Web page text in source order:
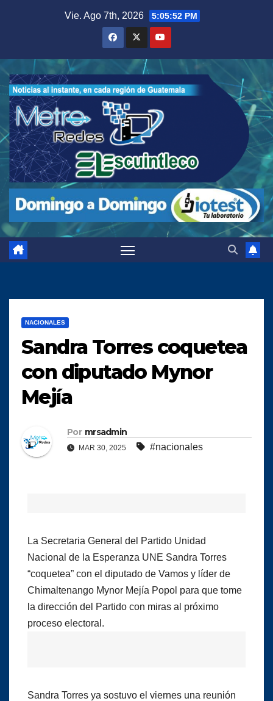
Vie. Ago 7th, 2026 5:05:53 PM
NACIONALES
Sandra Torres coquetea
con diputado Mynor
Mejía
Por mrsadmin
MAR 30, 2025 #nacionales
La Secretaria General del Partido Unidad
Nacional de la Esperanza UNE Sandra Torres
“coquetea” con el diputado de Vamos y líder de
Chimaltenango Mynor Mejía Popol para que tome
la dirección del Partido con miras al próximo
proceso electoral.
Sandra Torres ya sostuvo el viernes una reunión